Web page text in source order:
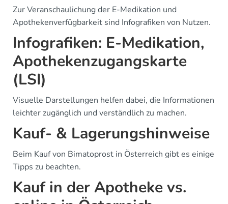
Zur Veranschaulichung der E-Medikation und
Apothekenverfügbarkeit sind Infografiken von Nutzen.
Infografiken: E-Medikation,
Apothekenzugangskarte
(LSI)
Visuelle Darstellungen helfen dabei, die Informationen
leichter zugänglich und verständlich zu machen.
Kauf- & Lagerungshinweise
Beim Kauf von Bimatoprost in Österreich gibt es einige
Tipps zu beachten.
Kauf in der Apotheke vs.